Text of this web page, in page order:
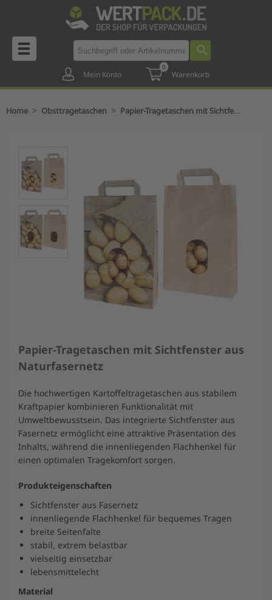
Mein Konto
0
Warenkorb
Home > Obsttragetaschen > Papier-Tragetaschen mit Sichtfenster
Papier-Tragetaschen mit Sichtfenster aus
Naturfasernetz
Die hochwertigen Kartoffeltragetaschen aus stabilem
Kraftpapier kombinieren Funktionalität mit
Umweltbewusstsein. Das integrierte Sichtfenster aus
Fasernetz ermöglicht eine attraktive Präsentation des
Inhalts, während die innenliegenden Flachhenkel für
einen optimalen Tragekomfort sorgen.
Produkteigenschaften
Sichtfenster aus Fasernetz
innenliegende Flachhenkel für bequemes Tragen
breite Seitenfalte
stabil, extrem belastbar
vielseitig einsetzbar
lebensmittelecht
Material